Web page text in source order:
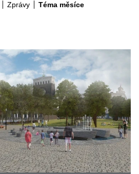
Zprávy Téma měsíce